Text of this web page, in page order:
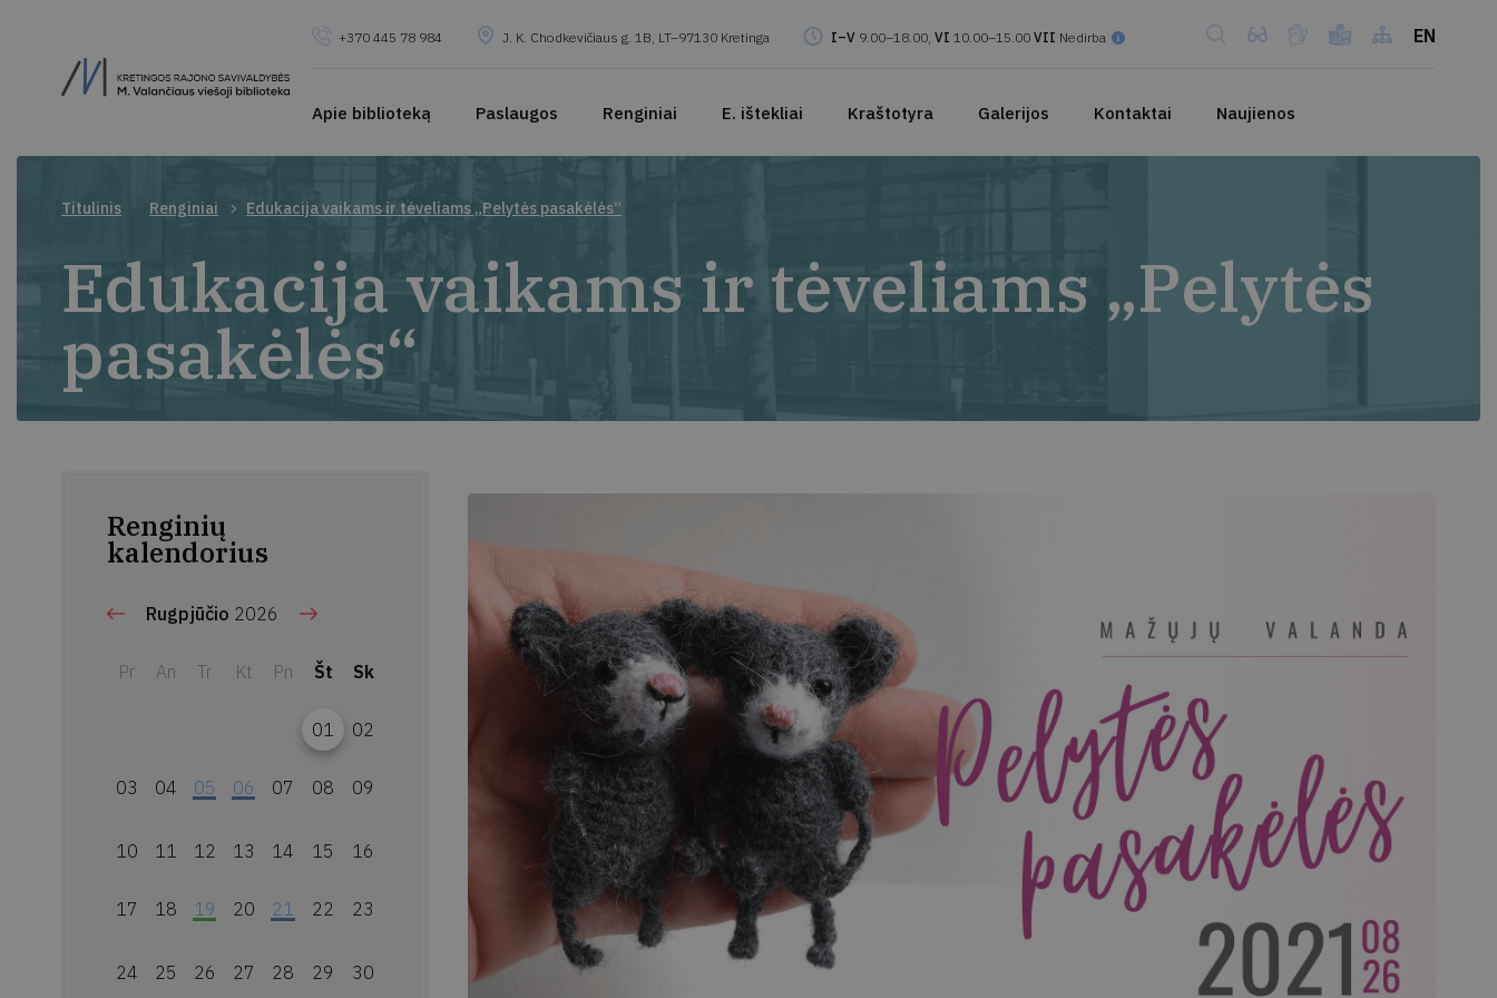
+370 445 78 984 J. K. Chodkevičiaus g. 1B, LT–97130 Kretinga I–V 9.00–18.00, VI 10.00–15.00 VII Nedirba EN
Apie biblioteką Paslaugos Renginiai E. ištekliai Kraštotyra Galerijos Kontaktai Naujienos
Titulinis Renginiai Edukacija vaikams ir tėveliams „Pelytės pasakėlės“
Edukacija vaikams ir tėveliams „Pelytės
pasakėlės“
Renginių
kalendorius
Rugpjūčio 2026
Pr An Tr Kt Pn Št Sk
01 02
03 04 05 06 07 08 09
10 11 12 13 14 15 16
17 18 19 20 21 22 23
24 25 26 27 28 29 30